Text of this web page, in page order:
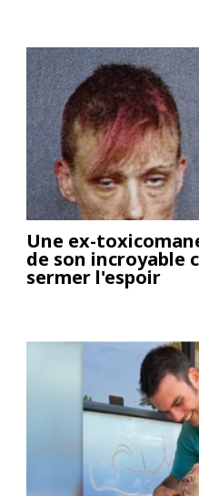
Une ex-
de son incroyable
sermer l'espoir